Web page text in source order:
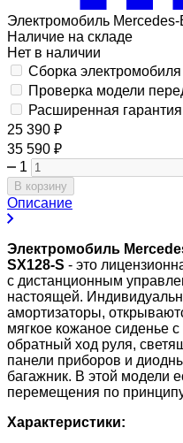
Электромобиль
Наличие на складе
Нет в наличии
Сборка электромобиля
Проверка модели
Расширенная гарантия
25 390 ₽
35 590 ₽
1
В корзину
Описание
Электромобиль
SX128-S - это
с дистанционным
настоящей.
амортизаторы,
мягкое кожаное сиденье
обратный ход руля,
панели приборов и
багажник. В этой модели
перемещения по
Характеристики: